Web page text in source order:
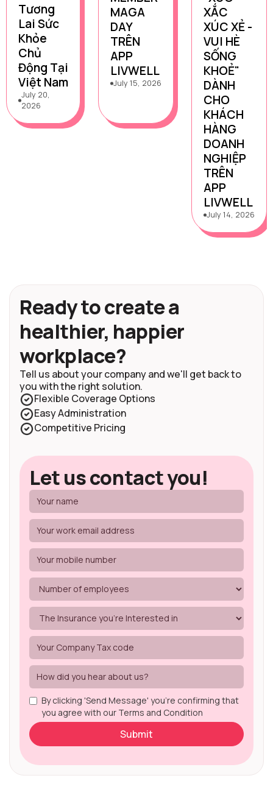
Tương
Lai Sức
Khỏe
Chủ
Động Tại
Việt Nam
July 20,
2026
MAGA
DAY
TRÊN
APP
LIVWELL
July 15, 2026
XẮC
XÚC XẺ -
VUI HÈ
SỐNG
KHOẺ"
DÀNH
CHO
KHÁCH
HÀNG
DOANH
NGHIỆP
TRÊN
APP
LIVWELL
July 14, 2026
Ready to create a
healthier, happier
workplace?
Tell us about your company and we'll get back to
you with the right solution.
Flexible Coverage Options
Easy Administration
Competitive Pricing
Let us contact you!
By clicking 'Send Message' you're confirming that
you agree with our Terms and Condition